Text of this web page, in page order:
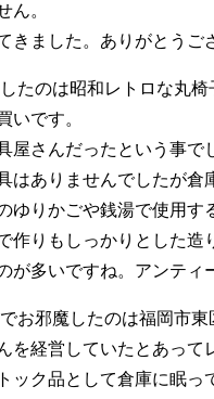
ん。
きました。ありがとうご
たのは昭和レトロな丸椅
いです。
屋さんだったという事で
はありませんでしたが倉
りかごや銭湯で使用す
作りもしっかりとした造
多いですね。アンティ
お邪魔したのは福岡市東
経営していたとあって
ク品として倉庫に眠っ